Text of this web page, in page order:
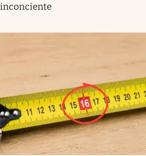
inconciente